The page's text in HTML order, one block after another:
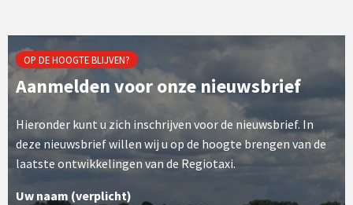
OP DE HOOGTE BLIJVEN?
Aanmelden voor onze nieuwsbrief
Hieronder kunt u zich inschrijven voor de nieuwsbrief. In
deze nieuwsbrief willen wij u op de hoogte brengen van de
laatste ontwikkelingen van de Regiotaxi.
Uw naam (verplicht)